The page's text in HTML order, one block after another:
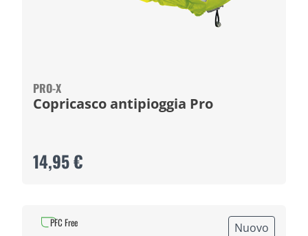
PRO-X
Copricasco antipioggia Pro
14,95 €
Nuovo
PFC Free